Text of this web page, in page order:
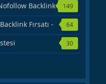
Backlink
149
Fırsatı -
64
30